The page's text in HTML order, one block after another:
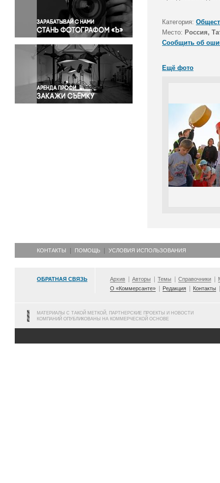
Правосудие
Происшествия и конфликты
Религия
Светская жизнь
Спорт
Экология
Экономика и бизнес
Категория:
Место: Россия,
Сообщить об
Ещё фото
КОНТАКТЫ ПОМОЩЬ УСЛОВИЯ ИСПОЛЬЗОВАНИЯ
ОБРАТНАЯ СВЯЗЬ Архив Авторы Темы Справочники
О «Коммерсанте»
Редакция Контакты
МАТЕРИАЛЫ С ТАКОЙ МЕТКОЙ, ПАРТНЕРСКИЕ ПРОЕКТЫ И НОВОСТИ
КОМПАНИЙ ОПУБЛИКОВАНЫ НА КОММЕРЧЕСКОЙ ОСНОВЕ